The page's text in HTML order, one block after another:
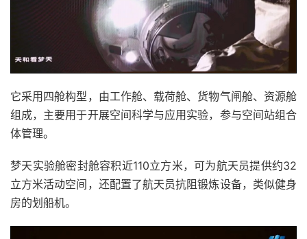
它采用四舱构型，由工作舱、载荷舱、货物气闸舱、资源舱
组成，主要用于开展空间科学与应用实验，参与空间站组合
体管理。
梦天实验舱密封舱容积近110立方米，可为航天员提供约32
立方米活动空间，还配置了航天员抗阻锻炼设备，类似健身
房的划船机。